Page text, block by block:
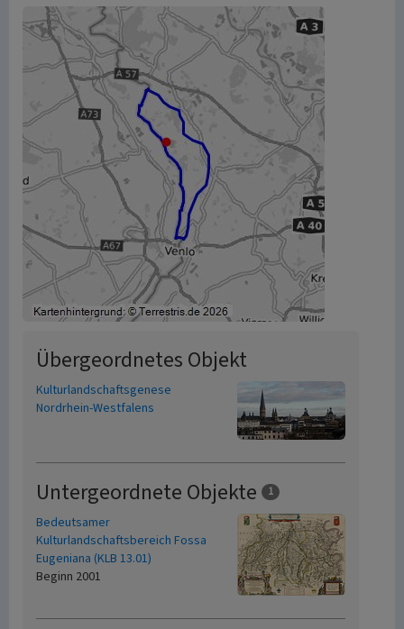
Übergeordnetes Objekt
Kulturlandschaftsgenese
Nordrhein-Westfalens
Untergeordnete Objekte 1
Bedeutsamer
Kulturlandschaftsbereich Fossa
Eugeniana (KLB 13.01)
Beginn 2001